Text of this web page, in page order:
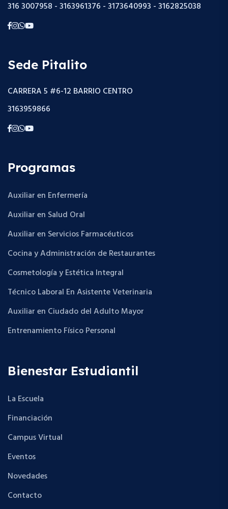
316 3007958 - 3163961376 - 3173640993 - 3162825038
Sede Pitalito
CARRERA 5 #6-12 BARRIO CENTRO
3163959866
Programas
Auxiliar en Enfermería
Auxiliar en Salud Oral
Auxiliar en Servicios Farmacéuticos
Cocina y Administración de Restaurantes
Cosmetología y Estética Integral
Técnico Laboral En Asistente Veterinaria
Auxiliar en Ciudado del Adulto Mayor
Entrenamiento Físico Personal
Bienestar Estudiantil
La Escuela
Financiación
Campus Virtual
Eventos
Novedades
Contacto